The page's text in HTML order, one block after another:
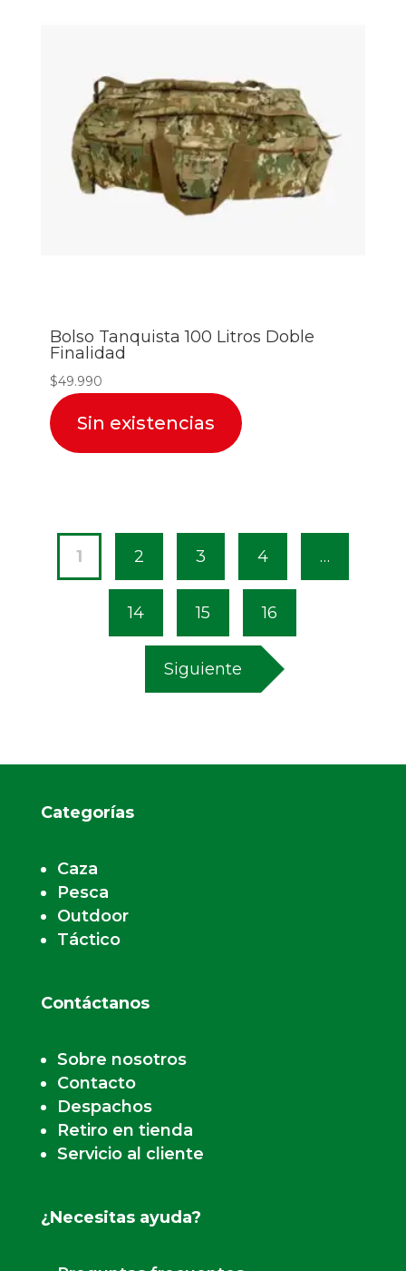
Bolso Tanquista 100 Litros Doble
Finalidad
$49.990
Sin existencias
1 2 3 4 …
14 15 16
Siguiente
Categorías
Caza
Pesca
Outdoor
Táctico
Contáctanos
Sobre nosotros
Contacto
Despachos
Retiro en tienda
Servicio al cliente
¿Necesitas ayuda?